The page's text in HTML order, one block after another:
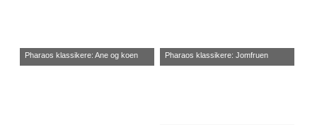
Pharaos klassikere: Ane og koen Pharaos klassikere: Jomfruen